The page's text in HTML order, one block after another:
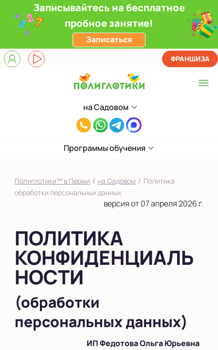
Записывайтесь на бесплатное
пробное занятие!
Записаться
на Садовом
Выберите центр
в Кировском районе
на Садовом
Выбрать другой город
8(342)291-
61
ФРАНШИЗА
Программы обучения
Полиглотики™ в Перми / на Садовом / Политика
обработки персональных данных
версия от 07 апреля 2026 г.
ПОЛИТИКА
КОНФИДЕНЦИАЛЬ
НОСТИ
(обработки
персональных данных)
ИП Федотова Ольга Юрьевна